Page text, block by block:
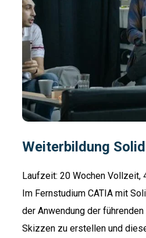
Weiterbildung
Laufzeit: 20 Wochen Vollzeit,
Im Fernstudium CATIA mit
der Anwendung der
Skizzen zu erstellen und